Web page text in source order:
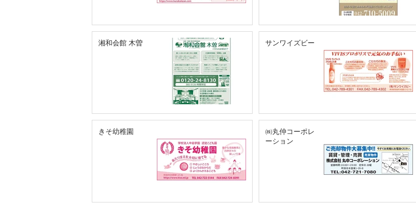
湘和会館 木曽 サンワイズビー
きそ幼稚園
㈱丸仲コーポレ
ーション